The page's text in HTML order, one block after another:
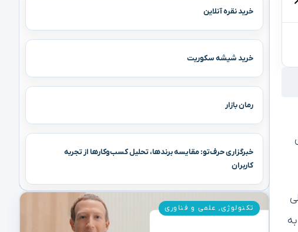
خرید نقره آنلاین
خرید شیشه سکوریت
رمان بازار
خبرگزاری حرف‌تو: مقایسه برندها، تحلیل کسب‌وکارها از تجربه
کاربران
تکنولوژی, علمی و فناوری